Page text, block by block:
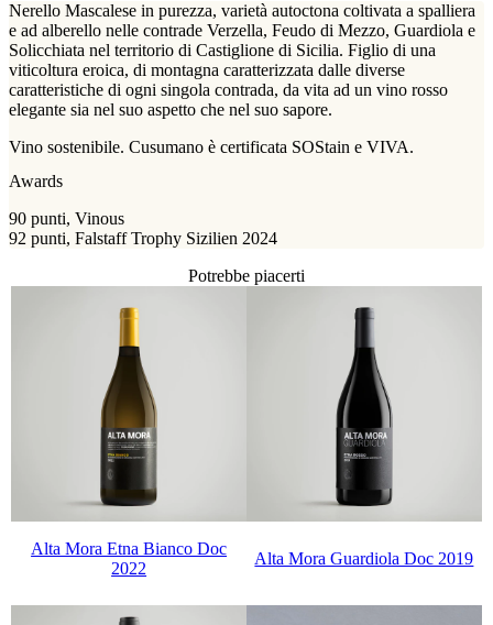
Nerello Mascalese in purezza, varietà autoctona coltivata a spalliera
e ad alberello nelle contrade Verzella, Feudo di Mezzo, Guardiola e
Solicchiata nel territorio di Castiglione di Sicilia. Figlio di una
viticoltura eroica, di montagna caratterizzata dalle diverse
caratteristiche di ogni singola contrada, da vita ad un vino rosso
elegante sia nel suo aspetto che nel suo sapore.
Vino sostenibile. Cusumano è certificata SOStain e VIVA.
Awards
90 punti, Vinous
92 punti, Falstaff Trophy Sizilien 2024
Potrebbe piacerti
Alta Mora Etna Bianco Doc
2022
Alta Mora Guardiola Doc 2019